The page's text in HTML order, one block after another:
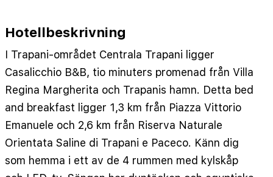
Hotellbeskrivning
I Trapani-området Centrala Trapani ligger
Casalicchio B&B, tio minuters promenad från Villa
Regina Margherita och Trapanis hamn. Detta bed
and breakfast ligger 1,3 km från Piazza Vittorio
Emanuele och 2,6 km från Riserva Naturale
Orientata Saline di Trapani e Paceco. Känn dig
som hemma i ett av de 4 rummen med kylskåp